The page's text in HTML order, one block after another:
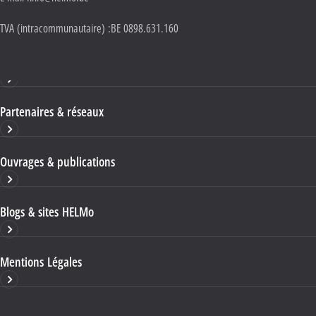
TVA (intracommunautaire) :BE 0898.631.160
Partenaires & réseaux
Ouvrages & publications
Blogs & sites HELMo
Mentions Légales